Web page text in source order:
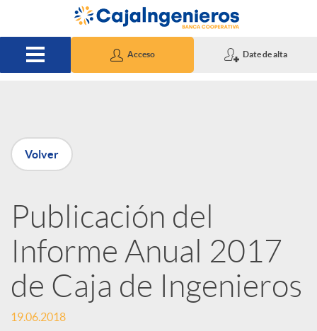
Saltar al contenido principal
Acceso Date de alta
P
u
b
l
i
Volver
Publicación del
Informe Anual 2017
de Caja de Ingenieros
19.06.2018